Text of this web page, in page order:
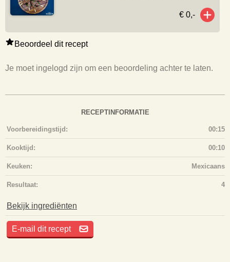
Beoordeel dit recept
Je moet ingelogd zijn om een beoordeling achter te laten.
RECEPTINFORMATIE
Voorbereidingstijd: 00:15
Kooktijd: 00:10
Keuken: Mexicaans
Resultaat: 4
Bekijk ingrediënten
E-mail dit recept
€ 0,-